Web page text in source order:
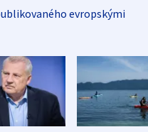
evropskými